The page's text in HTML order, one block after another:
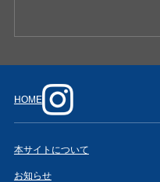
HOME
本サイトについて
お知らせ